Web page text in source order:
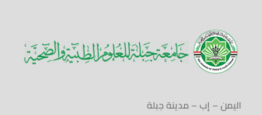
اليمن – إب – مدينة جبلة